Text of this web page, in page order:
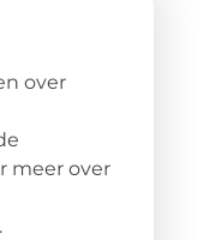
over
meer over